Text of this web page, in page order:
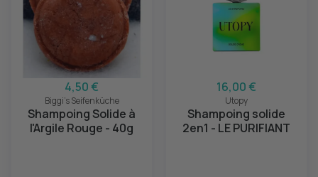
4,50 €
Biggi's Seifenküche
Shampoing Solide à
l'Argile Rouge - 40g
16,00 €
Utopy
Shampoing solide
2en1 - LE PURIFIANT